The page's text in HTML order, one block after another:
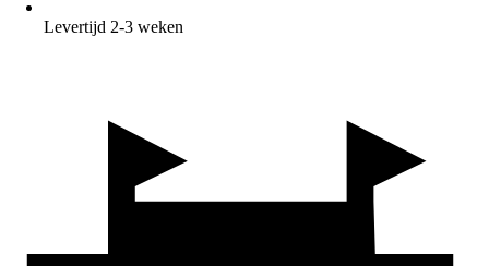
Levertijd 2-3 weken